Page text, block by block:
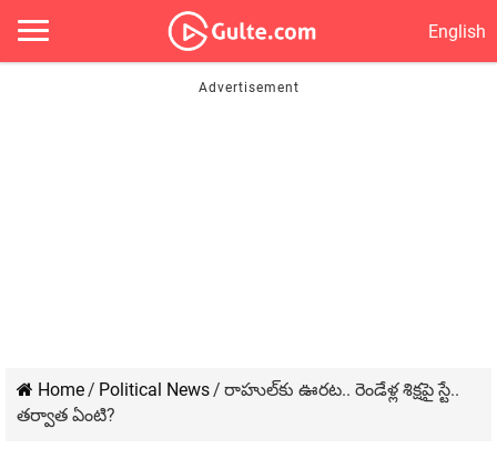
English
Home/ Political News/ రాహుల్‌కు ఊర‌ట‌.. రెండేళ్ల శిక్ష‌పై స్టే..
త‌ర్వాత ఏంటి?